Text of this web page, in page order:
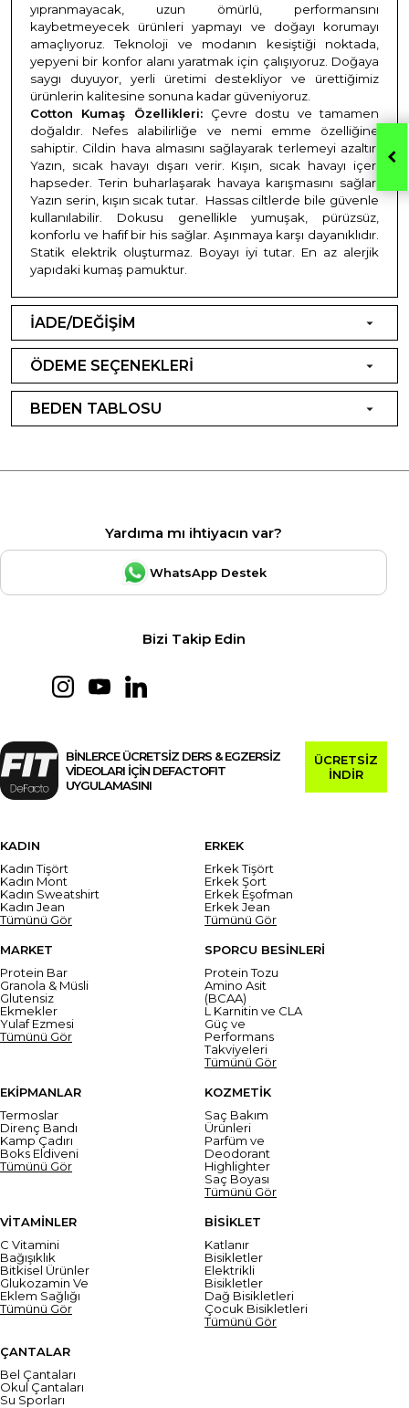
yıpranmayacak, uzun ömürlü, performansını
kaybetmeyecek ürünleri yapmayı ve doğayı korumayı
amaçlıyoruz. Teknoloji ve modanın kesiştiği noktada,
yepyeni bir konfor alanı yaratmak için çalışıyoruz. Doğaya
saygı duyuyor, yerli üretimi destekliyor ve ürettiğimiz
ürünlerin kalitesine sonuna kadar güveniyoruz.
Cotton Kumaş Özellikleri: Çevre dostu ve tamamen
doğaldır. Nefes alabilirliğe ve nemi emme özelliğine
sahiptir. Cildin hava almasını sağlayarak terlemeyi azaltır.
Yazın, sıcak havayı dışarı verir. Kışın, sıcak havayı içeri
hapseder. Terin buharlaşarak havaya karışmasını sağlar.
Yazın serin, kışın sıcak tutar. Hassas ciltlerde bile güvenle
kullanılabilir. Dokusu genellikle yumuşak, pürüzsüz,
konforlu ve hafif bir his sağlar. Aşınmaya karşı dayanıklıdır.
Statik elektrik oluşturmaz. Boyayı iyi tutar. En az alerjik
yapıdaki kumaş pamuktur.
İADE/DEĞİŞİM
ÖDEME SEÇENEKLERİ
BEDEN TABLOSU
Yardıma mı ihtiyacın var?
WhatsApp Destek
Bizi Takip Edin
BİNLERCE ÜCRETSİZ DERS & EGZERSİZ
VİDEOLARI İÇİN DEFACTOFIT
UYGULAMASINI
ÜCRETSİZ
İNDİR
KADIN
Kadın Tişört
Kadın Mont
Kadın Sweatshirt
Kadın Jean
Tümünü Gör
ERKEK
Erkek Tişört
Erkek Şort
Erkek Eşofman
Erkek Jean
Tümünü Gör
MARKET
Protein Bar
Granola & Müsli
Glutensiz
Ekmekler
Yulaf Ezmesi
Tümünü Gör
SPORCU BESİNLERİ
Protein Tozu
Amino Asit
(BCAA)
L Karnitin ve CLA
Güç ve
Performans
Takviyeleri
Tümünü Gör
EKİPMANLAR
Termoslar
Direnç Bandı
Kamp Çadırı
Boks Eldiveni
Tümünü Gör
KOZMETİK
Saç Bakım
Ürünleri
Parfüm ve
Deodorant
Highlighter
Saç Boyası
Tümünü Gör
VİTAMİNLER
C Vitamini
Bağışıklık
Bitkisel Ürünler
Glukozamin Ve
Eklem Sağlığı
Tümünü Gör
BİSİKLET
Katlanır
Bisikletler
Elektrikli
Bisikletler
Dağ Bisikletleri
Çocuk Bisikletleri
Tümünü Gör
ÇANTALAR
Bel Çantaları
Okul Çantaları
Su Sporları